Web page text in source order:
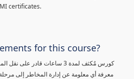
certificates.
for this course?
كورس مٌكثف لمدة 3 ساعات
معرفة أي معلومة عن إدارة المخاطر إلى